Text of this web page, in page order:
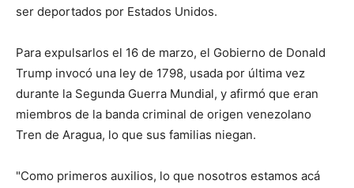
ser deportados por Estados Unidos.
Para expulsarlos el 16 de marzo, el Gobierno de Donald
Trump invocó una ley de 1798, usada por última vez
durante la Segunda Guerra Mundial, y afirmó que eran
miembros de la banda criminal de origen venezolano
Tren de Aragua, lo que sus familias niegan.
"Como primeros auxilios, lo que nosotros estamos acá